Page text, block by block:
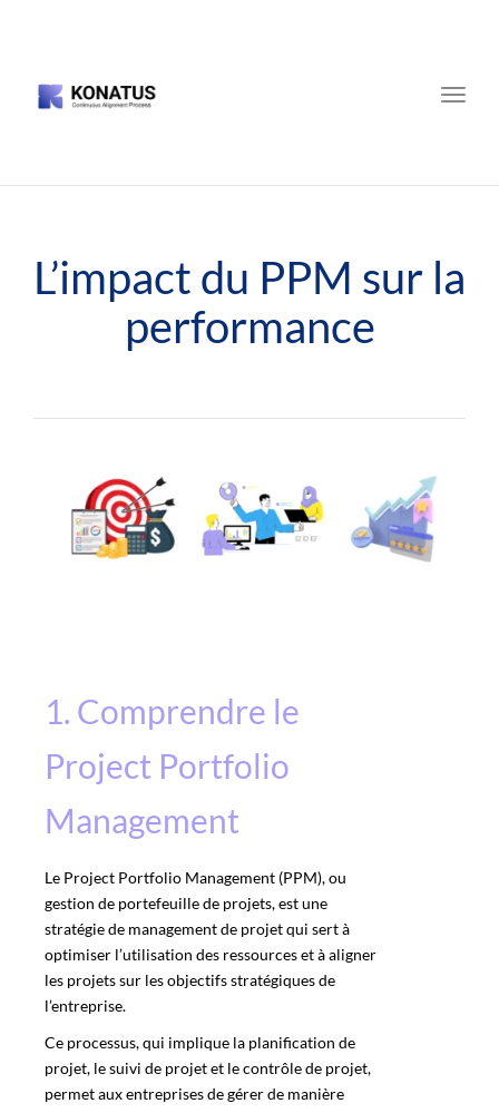
Toggle
L’impact du PPM sur la
performance
1. Comprendre le
Project Portfolio
Management
Le Project Portfolio Management (PPM), ou
gestion de portefeuille de projets, est une
stratégie de management de projet qui sert à
optimiser l’utilisation des ressources et à aligner
les projets sur les objectifs stratégiques de
l’entreprise.
Ce processus, qui implique la planification de
projet, le suivi de projet et le contrôle de projet,
permet aux entreprises de gérer de manière